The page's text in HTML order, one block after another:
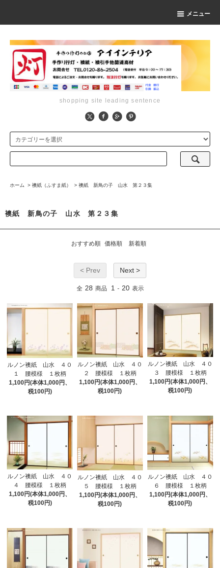
メニュー
shopping site leading sentence
ホーム > 襖紙（ふすま紙） > 襖紙 新鳥の子 山水 第２３集
襖紙 新鳥の子 山水 第２３集
おすすめ順 価格順 新着順
< Prev Next >
全 28 商品 1 - 20 表示
ルノン襖紙 山水 ４０
１ 腰模様 １枚柄
1,100円(本体1,000円、
税100円)
ルノン襖紙 山水 ４０
２ 腰模様 １枚柄
1,100円(本体1,000円、
税100円)
ルノン襖紙 山水 ４０
３ 腰模様 １枚柄
1,100円(本体1,000円、
税100円)
ルノン襖紙 山水 ４０
４ 腰模様 １枚柄
1,100円(本体1,000円、
税100円)
ルノン襖紙 山水 ４０
５ 腰模様 １枚柄
1,100円(本体1,000円、
税100円)
ルノン襖紙 山水 ４０
６ 腰模様 １枚柄
1,100円(本体1,000円、
税100円)